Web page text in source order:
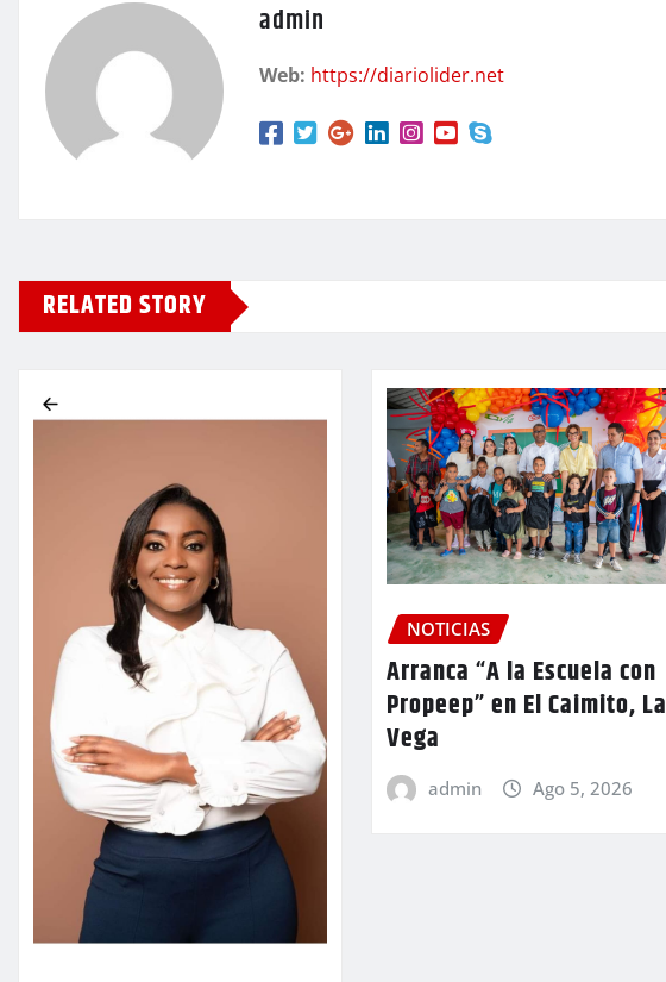
admin
Web: https://diariolider.net
RELATED STORY
NOTICIAS
Arranca “A la Escuela con
Propeep” en El Caimito, La
Vega
admin Ago 5, 2026